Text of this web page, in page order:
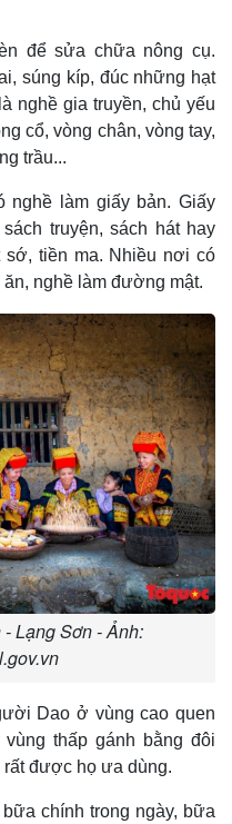
để sửa chữa nông cụ.
súng kíp, đúc những hạt
nghề gia truyền, chủ yếu
cổ, vòng chân, vòng tay,
trầu...
nghề làm giấy bản. Giấy
truyện, sách hát hay
tiền ma. Nhiều nơi có
nghề làm đường mật.
Lạng Sơn - Ảnh:
Dao ở vùng cao quen
thấp gánh bằng đôi
được họ ưa dùng.
chính trong ngày, bữa